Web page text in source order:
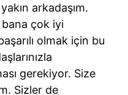
arkadaşım.
çok iyi
olmak için bu
gerekiyor. Size
Sizler de